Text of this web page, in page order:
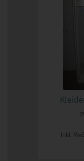
Inkl.